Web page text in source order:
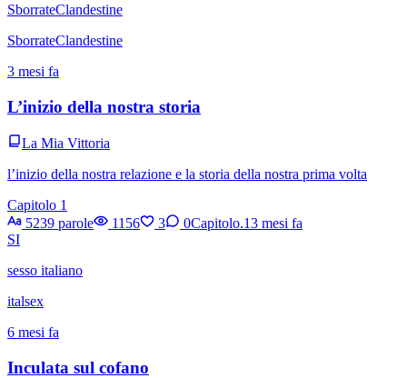
SborrateClandestine
SborrateClandestine
3 mesi fa
L’inizio della nostra storia
La Mia Vittoria
l’inizio della nostra relazione e la storia della nostra prima volta
Capitolo 1
5239 parole
1156 3 0Capitolo.13 mesi fa
SI
sesso italiano
italsex
6 mesi fa
Inculata sul cofano